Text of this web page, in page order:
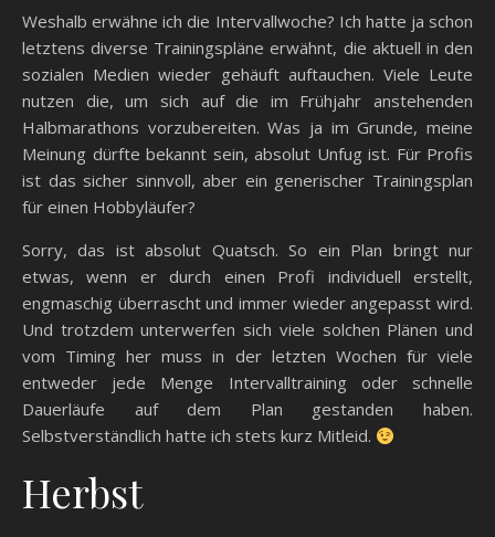
Weshalb erwähne ich die Intervallwoche? Ich hatte ja schon
letztens diverse Trainingspläne erwähnt, die aktuell in den
sozialen Medien wieder gehäuft auftauchen. Viele Leute
nutzen die, um sich auf die im Frühjahr anstehenden
Halbmarathons vorzubereiten. Was ja im Grunde, meine
Meinung dürfte bekannt sein, absolut Unfug ist. Für Profis
ist das sicher sinnvoll, aber ein generischer Trainingsplan
für einen Hobbyläufer?
Sorry, das ist absolut Quatsch. So ein Plan bringt nur
etwas, wenn er durch einen Profi individuell erstellt,
engmaschig überrascht und immer wieder angepasst wird.
Und trotzdem unterwerfen sich viele solchen Plänen und
vom Timing her muss in der letzten Wochen für viele
entweder jede Menge Intervalltraining oder schnelle
Dauerläufe auf dem Plan gestanden haben.
Selbstverständlich hatte ich stets kurz Mitleid.
Herbst